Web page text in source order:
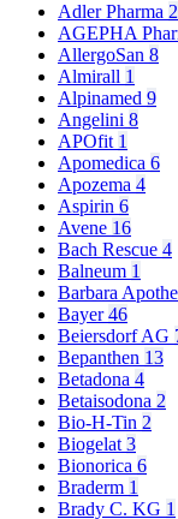
Adler Pharma
AGEPHA
AllergoSan 8
Almirall 1
Alpinamed 9
Angelini 8
APOfit 1
Apomedica 6
Apozema 4
Aspirin 6
Avene 16
Bach Rescue 4
Balneum 1
Barbara
Bayer46
Beiersdorf AG
Bepanthen 13
Betadona 4
Betaisodona 2
Bio-H-Tin 2
Biogelat3
Bionorica 6
Braderm 1
Brady C. KG 1